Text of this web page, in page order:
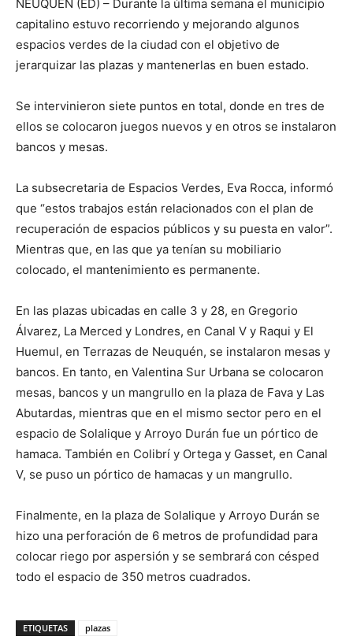
NEUQUÉN (ED) – Durante la última semana el municipio
capitalino estuvo recorriendo y mejorando algunos
espacios verdes de la ciudad con el objetivo de
jerarquizar las plazas y mantenerlas en buen estado.
Se intervinieron siete puntos en total, donde en tres de
ellos se colocaron juegos nuevos y en otros se instalaron
bancos y mesas.
La subsecretaria de Espacios Verdes, Eva Rocca, informó
que “estos trabajos están relacionados con el plan de
recuperación de espacios públicos y su puesta en valor”.
Mientras que, en las que ya tenían su mobiliario
colocado, el mantenimiento es permanente.
En las plazas ubicadas en calle 3 y 28, en Gregorio
Álvarez, La Merced y Londres, en Canal V y Raqui y El
Huemul, en Terrazas de Neuquén, se instalaron mesas y
bancos. En tanto, en Valentina Sur Urbana se colocaron
mesas, bancos y un mangrullo en la plaza de Fava y Las
Abutardas, mientras que en el mismo sector pero en el
espacio de Solalique y Arroyo Durán fue un pórtico de
hamaca. También en Colibrí y Ortega y Gasset, en Canal
V, se puso un pórtico de hamacas y un mangrullo.
Finalmente, en la plaza de Solalique y Arroyo Durán se
hizo una perforación de 6 metros de profundidad para
colocar riego por aspersión y se sembrará con césped
todo el espacio de 350 metros cuadrados.
ETIQUETAS plazas